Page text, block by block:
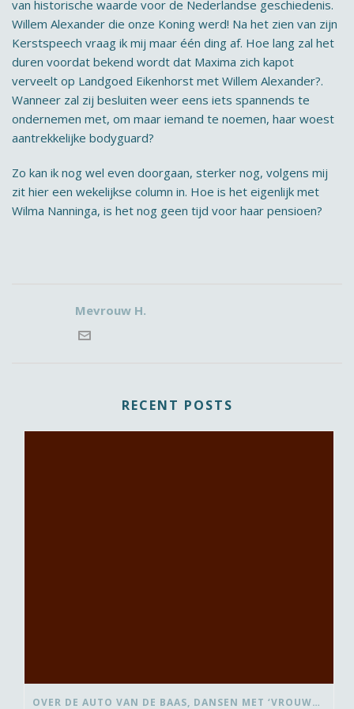
van historische waarde voor de Nederlandse geschiedenis.
Willem Alexander die onze Koning werd! Na het zien van zijn
Kerstspeech vraag ik mij maar één ding af. Hoe lang zal het
duren voordat bekend wordt dat Maxima zich kapot
verveelt op Landgoed Eikenhorst met Willem Alexander?.
Wanneer zal zij besluiten weer eens iets spannends te
ondernemen met, om maar iemand te noemen, haar woest
aantrekkelijke bodyguard?
Zo kan ik nog wel even doorgaan, sterker nog, volgens mij
zit hier een wekelijkse column in. Hoe is het eigenlijk met
Wilma Nanninga, is het nog geen tijd voor haar pensioen?
Mevrouw H.
RECENT POSTS
OVER DE AUTO VAN DE BAAS, DANSEN MET ‘VROUWEN VAN’ EN BEDANK-BLOMMEN